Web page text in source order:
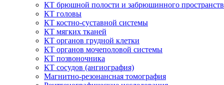
КТ брюшной полости и забрюшинного
КТ головы
КТ костно-суставной системы
КТ мягких тканей
КТ органов грудной клетки
КТ органов мочеполовой системы
КТ позвоночника
КТ сосудов (ангиография)
Магнитно-резонансная томография